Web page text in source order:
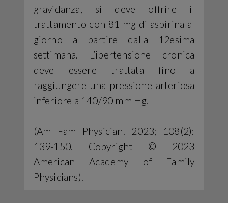
gravidanza, si deve offrire il
trattamento con 81 mg di aspirina al
giorno a partire dalla 12esima
settimana. L’ipertensione cronica
deve essere trattata fino a
raggiungere una pressione arteriosa
inferiore a 140/90 mm Hg.
(Am Fam Physician. 2023; 108(2):
139-150. Copyright © 2023
American Academy of Family
Physicians).